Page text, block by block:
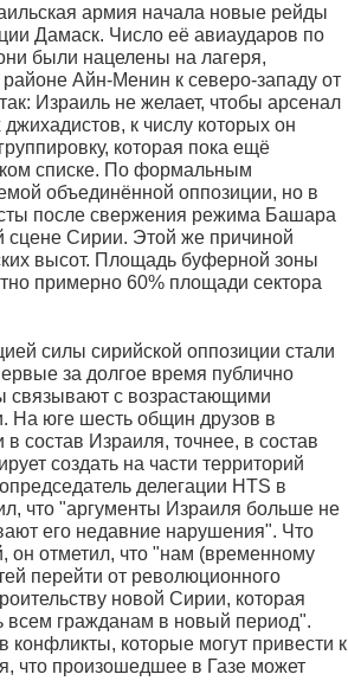
армия начала новые рейды
Дамаск. Число её авиаударов по
были нацелены на лагеря,
Айн-Менин к северо-западу от
Израиль не желает, чтобы арсенал
к числу которых он
которая пока ещё
списке. По формальным
объединённой оппозиции, но в
после свержения режима Башара
сцене Сирии. Этой же причиной
высот. Площадь буферной зоны
примерно 60% площади сектора
силы сирийской оппозиции стали
за долгое время публично
связывают с возрастающими
На юге шесть общин друзов в
состав Израиля, точнее, в состав
создать на части территорий
делегации HTS в
что "аргументы Израиля больше не
его недавние нарушения". Что
он отметил, что "нам (временному
перейти от революционного
новой Сирии, которая
всем гражданам в новый период".
конфликты, которые могут привести к
что произошедшее в Газе может